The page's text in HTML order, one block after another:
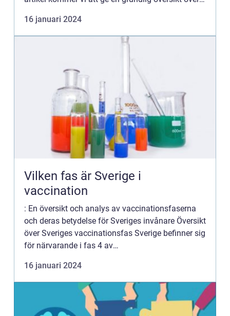
aspekt...
16 januari 2024
Vilken fas är Sverige i
vaccination
: En översikt och analys av vaccinationsfaserna
och deras betydelse för Sveriges invånare Översikt
över Sveriges vaccinationsfas Sverige befinner sig
för närvarande i fas 4 av
i slutet av 2020 med priori...
16 januari 2024